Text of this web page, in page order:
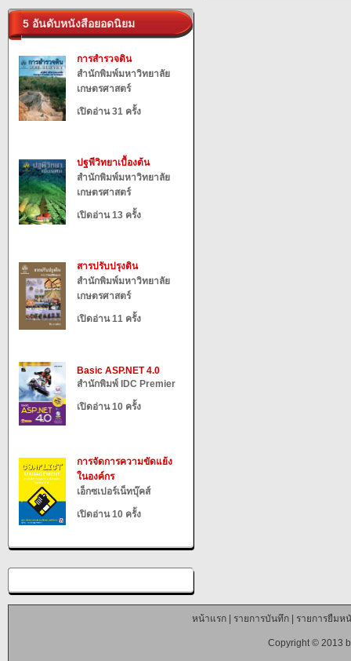
5 อันดับหนังสือยอดนิยม
การสำรวจดิน
สำนักพิมพ์มหาวิทยาลัย
เกษตรศาสตร์
เปิดอ่าน 31 ครั้ง
ปฐพีวิทยาเบื้องต้น
สำนักพิมพ์มหาวิทยาลัย
เกษตรศาสตร์
เปิดอ่าน 13 ครั้ง
สารปรับปรุงดิน
สำนักพิมพ์มหาวิทยาลัย
เกษตรศาสตร์
เปิดอ่าน 11 ครั้ง
Basic ASP.NET 4.0
สำนักพิมพ์ IDC Premier
เปิดอ่าน 10 ครั้ง
การจัดการความขัดแย้ง
ในองค์กร
เอ็กซเปอร์เน็ทบุ๊คส์
เปิดอ่าน 10 ครั้ง
หน้าแรก| รายการบันทึก| รายการยืมห
Copyright © 2013